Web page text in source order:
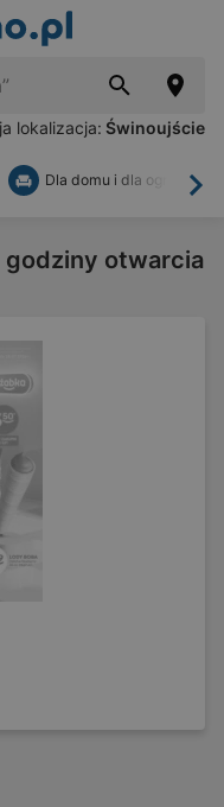
lokalizacja: Świnoujście
Dla domu i dla ogrodu
godziny otwarcia